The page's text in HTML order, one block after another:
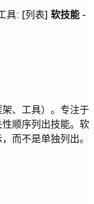
具: [列表] 软技能 -
、工具）。专注于
顺序列出技能。软
而不是单独列出。